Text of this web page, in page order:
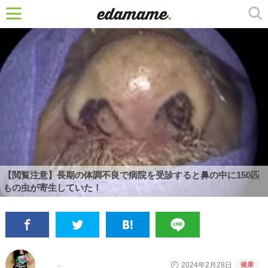
【閲覧注意】長期の体調不良で病院を受診すると鼻の中に150匹
もの虫が寄生していた！
2024年2月28日 健康